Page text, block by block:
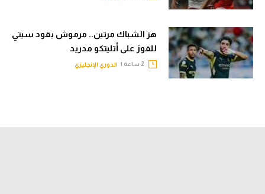
هز الشباك مرتين.. مرموش يقود سيتي
للفوز على أتليتكو مدريد
الدوري الإنجليزي